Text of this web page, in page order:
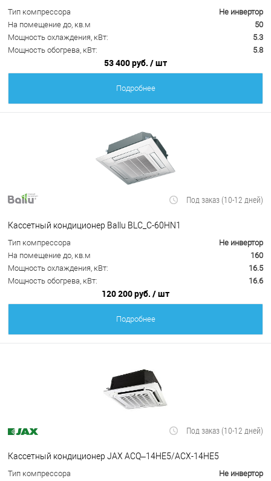
Тип компрессора
Не инвертор
На помещение до, кв.м
50
Мощность охлаждения, кВт:
5.3
Мощность обогрева, кВт:
5.8
53 400 руб. / шт
Подробнее
Под заказ (10-12 дней)
Кассетный кондиционер Ballu BLC_C-60HN1
Тип компрессора
Не инвертор
На помещение до, кв.м
160
Мощность охлаждения, кВт:
16.5
Мощность обогрева, кВт:
16.6
120 200 руб. / шт
Подробнее
Под заказ (10-12 дней)
Кассетный кондиционер JAX ACQ–14HE5/ACX-14HE5
Тип компрессора Не инвертор